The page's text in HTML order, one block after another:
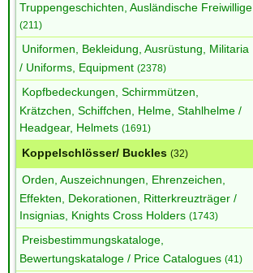
Truppengeschichten, Ausländische Freiwillige
(211)
Uniformen, Bekleidung, Ausrüstung, Militaria
/ Uniforms, Equipment (2378)
Kopfbedeckungen, Schirmmützen,
Krätzchen, Schiffchen, Helme, Stahlhelme /
Headgear, Helmets (1691)
Koppelschlösser/ Buckles (32)
Orden, Auszeichnungen, Ehrenzeichen,
Effekten, Dekorationen, Ritterkreuzträger /
Insignias, Knights Cross Holders (1743)
Preisbestimmungskataloge,
Bewertungskataloge / Price Catalogues (41)